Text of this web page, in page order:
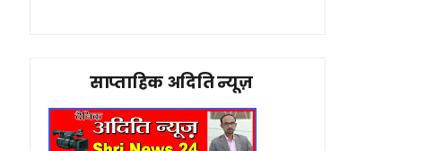
साप्ताहिक अदिति न्यूज़